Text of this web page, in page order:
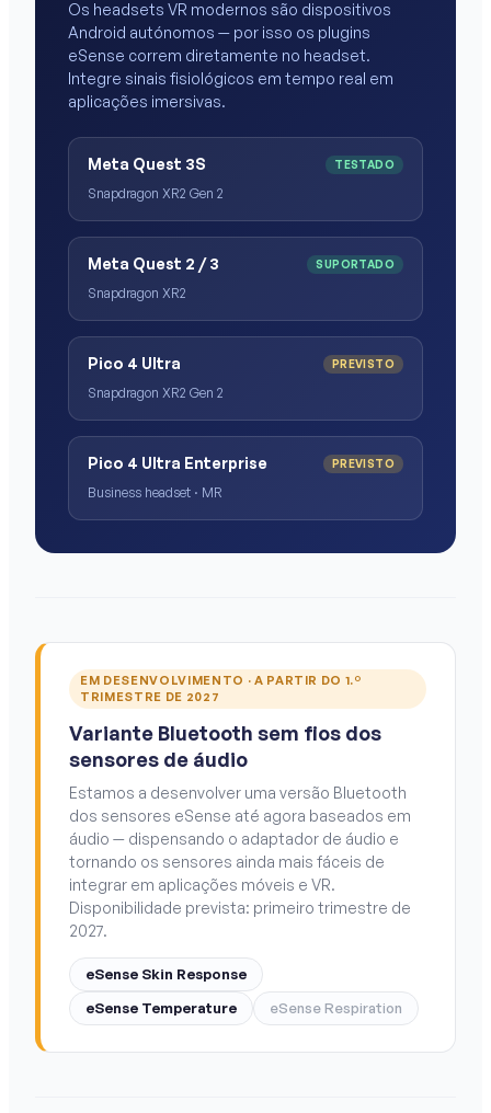
Os headsets VR modernos são dispositivos
Android autónomos — por isso os plugins
eSense correm diretamente no headset.
Integre sinais fisiológicos em tempo real em
aplicações imersivas.
Meta Quest 3S TESTADO
Snapdragon XR2 Gen 2
Meta Quest 2 / 3 SUPORTADO
Snapdragon XR2
Pico 4 Ultra PREVISTO
Snapdragon XR2 Gen 2
Pico 4 Ultra Enterprise PREVISTO
Business headset · MR
EM DESENVOLVIMENTO · A PARTIR DO 1.º
TRIMESTRE DE 2027
Variante Bluetooth sem fios dos
sensores de áudio
Estamos a desenvolver uma versão Bluetooth
dos sensores eSense até agora baseados em
áudio — dispensando o adaptador de áudio e
tornando os sensores ainda mais fáceis de
integrar em aplicações móveis e VR.
Disponibilidade prevista: primeiro trimestre de
2027.
eSense Skin Response
eSense Temperature
eSense Respiration